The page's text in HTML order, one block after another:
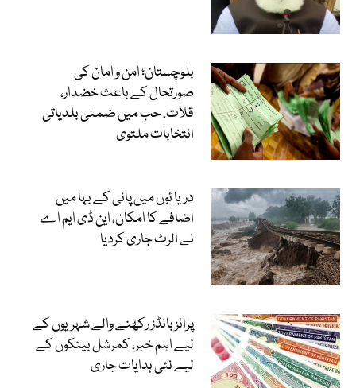
بلوچستان؛ امن و امان کی
صورتحال کے باعث خضدار،
قلات، حب میں ضمنی بلدیاتی
انتخابات ملتوی
دریا ئوں میں پانی کے بہا میں
اضافے کا امکان، این ڈی ایم اے
نے الرٹ جاری کردیا
پرائز بانڈز رکھنے والے شہریوں کے
لیے اہم خبر، کمرشل بینکوں کے
لیے نئی ہدایات جاری